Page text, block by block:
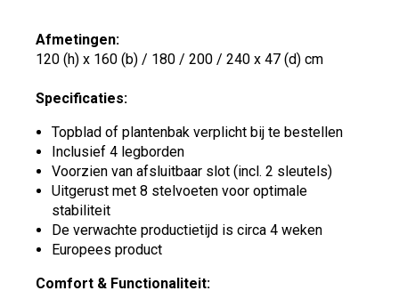
Afmetingen:
120 (h) x 160 (b) / 180 / 200 / 240 x 47 (d) cm
Specificaties:
Topblad of plantenbak verplicht bij te bestellen
Inclusief 4 legborden
Voorzien van afsluitbaar slot (incl. 2 sleutels)
Uitgerust met 8 stelvoeten voor optimale
stabiliteit
De verwachte productietijd is circa 4 weken
Europees product
Comfort & Functionaliteit: